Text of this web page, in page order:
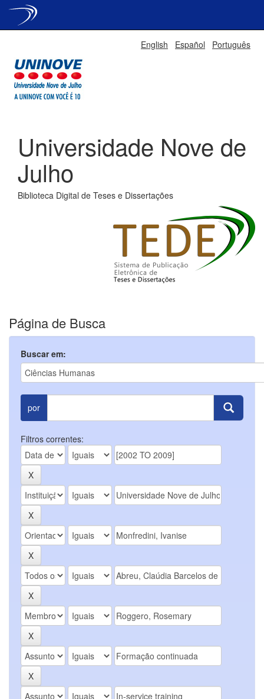
English Español Português
Universidade Nove de
Julho
Biblioteca Digital de Teses e Dissertações
Página de Busca
Buscar em:
por
Filtros correntes: